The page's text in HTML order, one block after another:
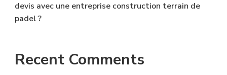
devis avec une entreprise construction terrain de
padel ?
Recent Comments